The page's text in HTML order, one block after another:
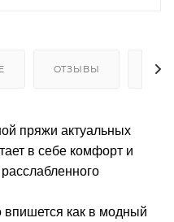
ОТЗЫВЫ
пряжи актуальных
в себе комфорт и
впишется как в модный